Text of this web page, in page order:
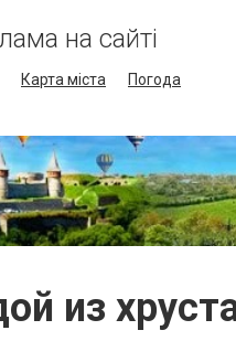
на сайті
Карта міста
Погода
из